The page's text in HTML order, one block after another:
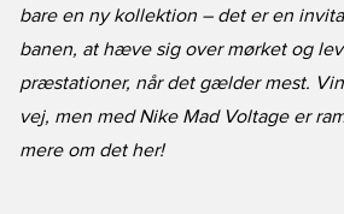
bare en ny kollektion – det er en
banen, at hæve sig over mørket og
præstationer, når det gælder mest.
vej, men med Nike Mad Voltage er
mere om det her!